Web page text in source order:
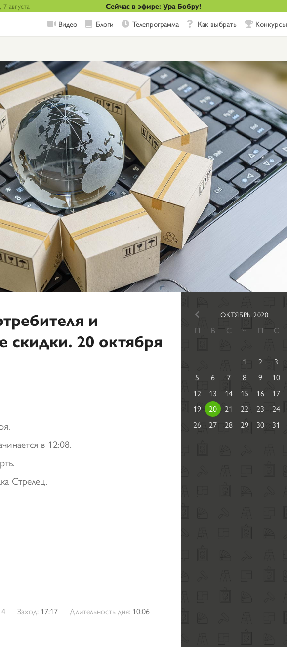
7 августа Сейчас в эфире: Ура Бобру!
Видео Блоги Телепрограмма Как выбрать Конкурсы
и
скидки. 20 октября
в 12:08.
Стрелец.
Заход: 17:17 Длительность дня: 10:06
ОКТЯБРЬ 2020
П В С Ч П С
1 2 3
5
6 7 8 9 10
12
13 14 15 16 17
19
20 21 22 23 24
26
27 28 29 30 31